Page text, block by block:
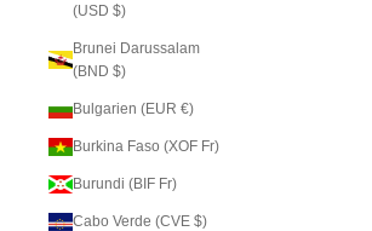
(USD $)
Brunei Darussalam
(BND $)
Bulgarien (EUR €)
Burkina Faso (XOF Fr)
Burundi (BIF Fr)
Cabo Verde (CVE $)